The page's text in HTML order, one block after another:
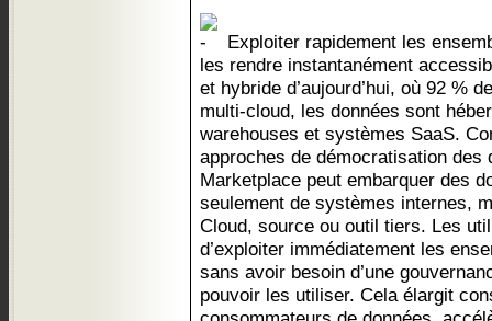
Exploiter rapidement les
les rendre instantanément
et hybride d’aujourd’hui, où 92 %
multi-cloud, les données sont
warehouses et systèmes SaaS.
approches de démocratisation des
Marketplace peut embarquer des
seulement de systèmes internes,
Cloud, source ou outil tiers. Les
d’exploiter immédiatement les
sans avoir besoin d’une
pouvoir les utiliser. Cela élargit